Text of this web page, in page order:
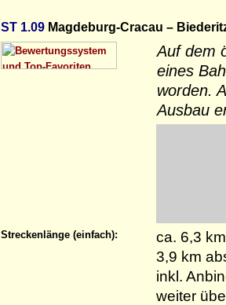
ST 1.09 Magdeburg-Cracau –
Auf dem
eines
worden.
Ausbau
Streckenlänge (einfach):
ca. 6,3
3,9 km
inkl.
weiter